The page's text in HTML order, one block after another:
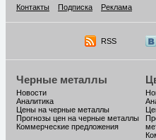
Контакты
Подписка Реклама
RSS
Черные металлы
Новости
Аналитика
Цены на черные металлы
Прогнозы цен на черные металлы
Коммерческие предложения